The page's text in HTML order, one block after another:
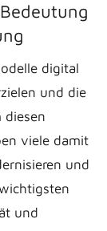
digital
und die
diesen
viele damit
und
und